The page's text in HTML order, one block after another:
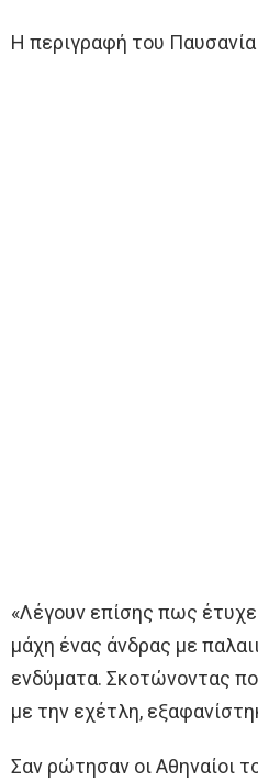
Η περιγραφή του
«Λέγουν επίσης πως
μάχη ένας άνδρας με
ενδύματα. Σκοτώνοντας
με την εχέτλη,
Σαν ρώτησαν οι Αθηναίοι